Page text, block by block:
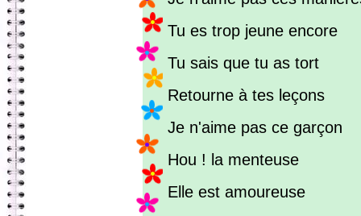
Tu es trop jeune encore
Tu sais que tu as tort
Retourne à tes leçons
Je n'aime pas ce garçon
Hou ! la menteuse
Elle est amoureuse